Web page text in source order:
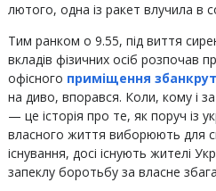
лютого, одна із ракет влучила в
Тим ранком о 9.55, під виття
вкладів фізичних осіб розпочав
офісного приміщення
на диво, впорався. Коли, кому і
— це історія про те, як поруч із
власного життя виборюють для
існування, досі існують жителі
запеклу боротьбу за власне